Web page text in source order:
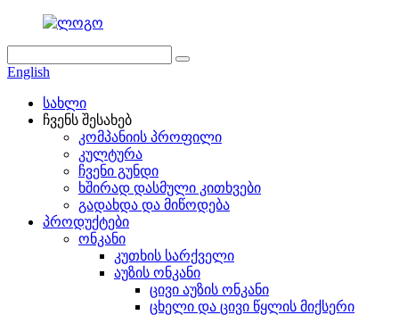
English
სახლი
ჩვენს შესახებ
კომპანიის პროფილი
კულტურა
ჩვენი გუნდი
ხშირად დასმული კითხვები
გადახდა და მიწოდება
პროდუქტები
ონკანი
კუთხის სარქველი
აუზის ონკანი
ცივი აუზის ონკანი
ცხელი და ცივი წყლის მიქსერი